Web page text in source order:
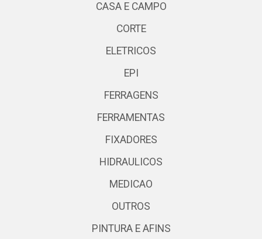
CASA E CAMPO
CORTE
ELETRICOS
EPI
FERRAGENS
FERRAMENTAS
FIXADORES
HIDRAULICOS
MEDICAO
OUTROS
PINTURA E AFINS